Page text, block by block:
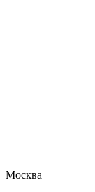
Москва